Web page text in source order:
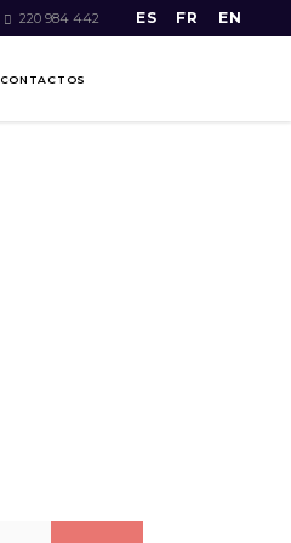
220 984 442 ES FR EN
CONTACTOS